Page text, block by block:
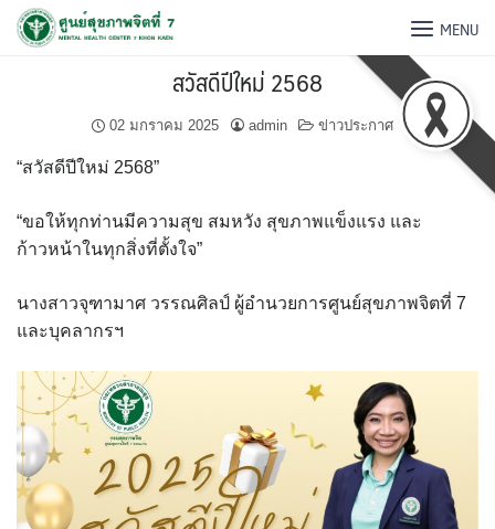
MENU
สวัสดีปีใหม่ 2568
02 มกราคม 2025 admin ข่าวประกาศ
“สวัสดีปีใหม่ 2568”
“ขอให้ทุกท่านมีความสุข สมหวัง สุขภาพแข็งแรง และ
ก้าวหน้าในทุกสิ่งที่ตั้งใจ”
นางสาวจุฑามาศ วรรณศิลป์ ผู้อำนวยการศูนย์สุขภาพจิตที่ 7
และบุคลากรฯ